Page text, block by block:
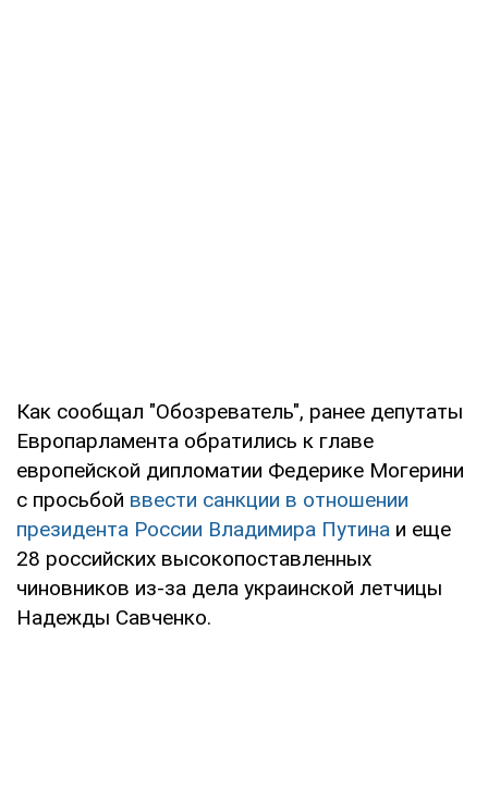
Как сообщал "Обозреватель", ранее депутаты
Европарламента обратились к главе
европейской дипломатии Федерике Могерини
с просьбой ввести санкции в отношении
президента России Владимира Путина и еще
28 российских высокопоставленных
чиновников из-за дела украинской летчицы
Надежды Савченко.